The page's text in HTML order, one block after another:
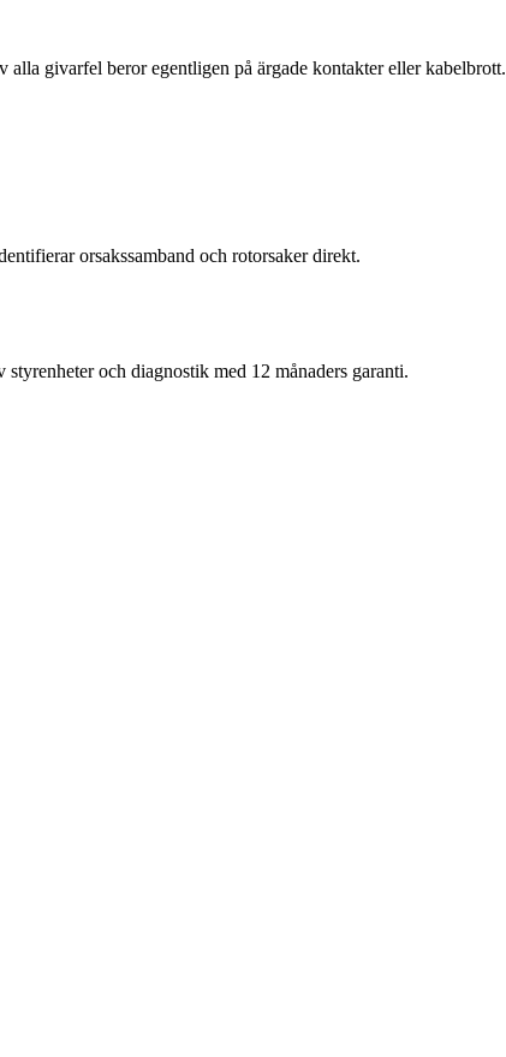
givarfel beror egentligen på ärgade kontakter eller kabelbrott.
orsakssamband och rotorsaker direkt.
och diagnostik med 12 månaders garanti.